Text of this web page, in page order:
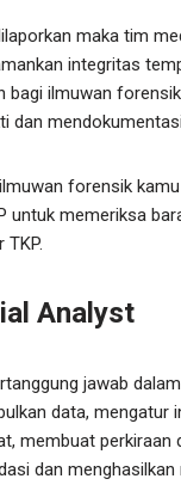
maka tim
integritas
bagi ilmuwan
dan
forensik
untuk memeriksa
TKP.
Analyst
jawab
data, mengatur
membuat perkiraan
dan